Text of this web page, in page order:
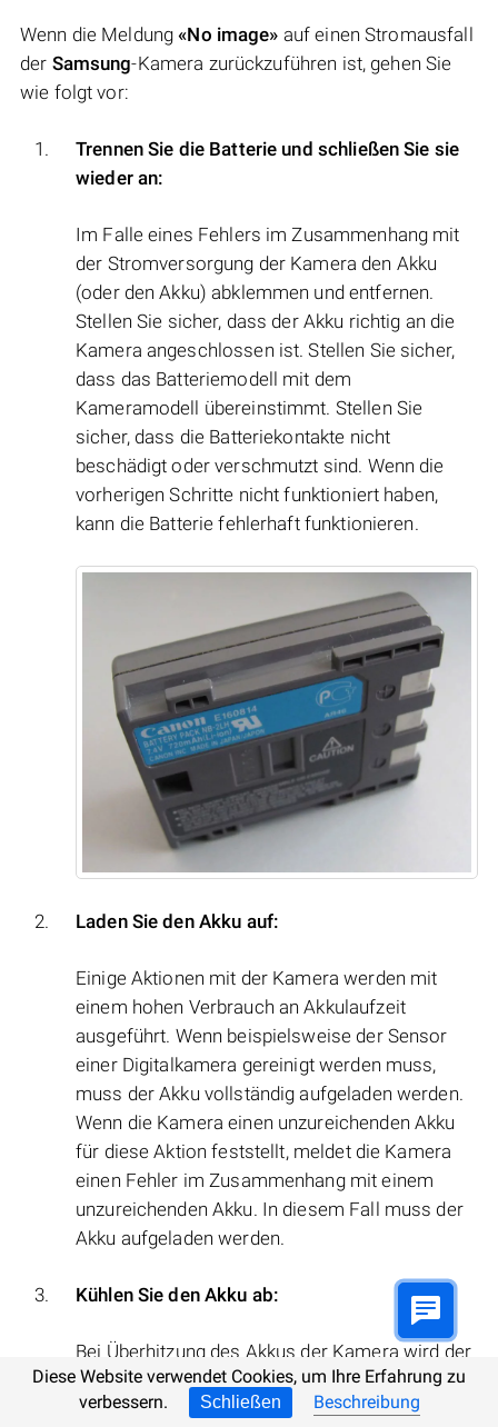
Wenn die Meldung«No image» auf einen Stromausfall
der Samsung-Kamera zurückzuführen ist, gehen Sie
wie folgt vor:
Trennen Sie die Batterie und schließen Sie sie
wieder an:
Im Falle eines Fehlers im Zusammenhang mit
der Stromversorgung der Kamera den Akku
(oder den Akku) abklemmen und entfernen.
Stellen Sie sicher, dass der Akku richtig an die
Kamera angeschlossen ist. Stellen Sie sicher,
dass das Batteriemodell mit dem
Kameramodell übereinstimmt. Stellen Sie
sicher, dass die Batteriekontakte nicht
beschädigt oder verschmutzt sind. Wenn die
vorherigen Schritte nicht funktioniert haben,
kann die Batterie fehlerhaft funktionieren.
Laden Sie den Akku auf:
Einige Aktionen mit der Kamera werden mit
einem hohen Verbrauch an Akkulaufzeit
ausgeführt. Wenn beispielsweise der Sensor
einer Digitalkamera gereinigt werden muss,
muss der Akku vollständig aufgeladen werden.
Wenn die Kamera einen unzureichenden Akku
für diese Aktion feststellt, meldet die Kamera
einen Fehler im Zusammenhang mit einem
unzureichenden Akku. In diesem Fall muss der
Akku aufgeladen werden.
Kühlen Sie den Akku ab:
Bei Überhitzung des Akkus der Kamera wird der
Ladevorgang möglicherweise unterbrochen,
was durch Blinken der Batterieladelampe
Diese Website verwendet Cookies, um Ihre Erfahrung zu
verbessern.
Schließen Beschreibung